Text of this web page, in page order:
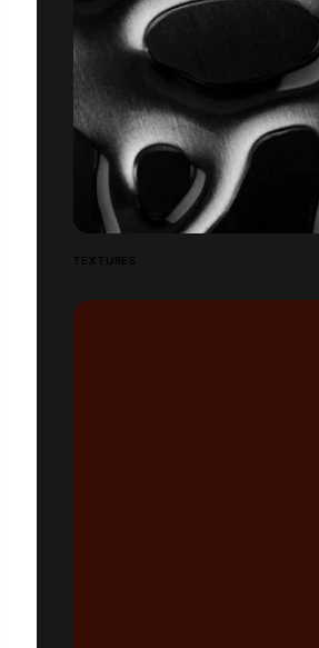
TEXTURES